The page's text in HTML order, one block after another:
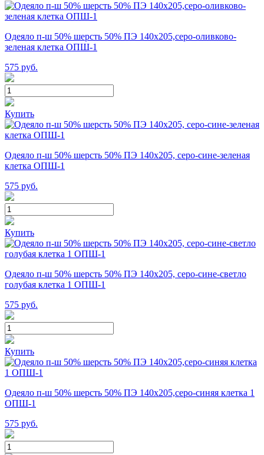
Одеяло п-ш 50% шерсть 50% ПЭ 140х205,серо-оливково-
зеленая клетка ОПШ-1
575 руб.
Купить
Одеяло п-ш 50% шерсть 50% ПЭ 140х205, серо-сине-зеленая
клетка ОПШ-1
575 руб.
Купить
Одеяло п-ш 50% шерсть 50% ПЭ 140х205, серо-сине-светло
голубая клетка 1 ОПШ-1
575 руб.
Купить
Одеяло п-ш 50% шерсть 50% ПЭ 140х205,серо-синяя клетка 1
ОПШ-1
575 руб.